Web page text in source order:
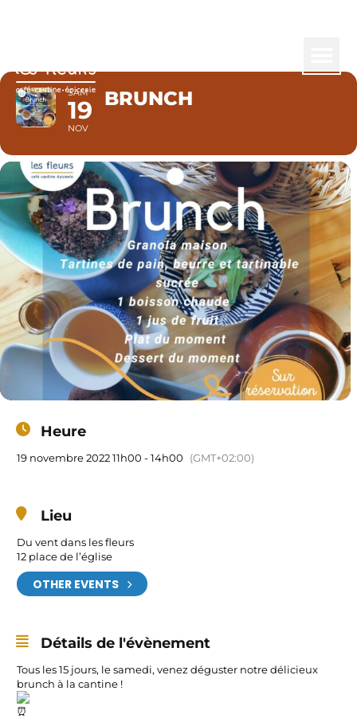
SAM
19
NOV
BRUNCH
Heure
19 novembre 2022 11h00 - 14h00 (GMT+02:00)
Lieu
Du vent dans les fleurs
12 place de l’église
OTHER EVENTS
Détails de l'évènement
Tous les 15 jours, le samedi, venez déguster notre délicieux
brunch à la cantine !